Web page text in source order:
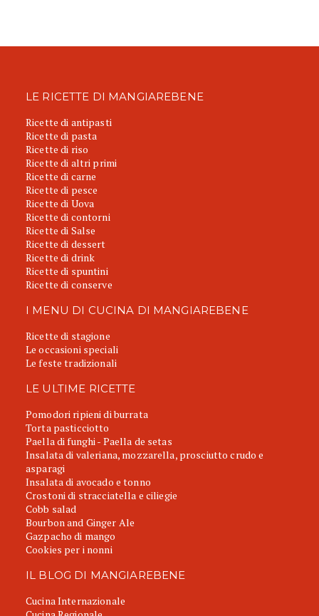
LE RICETTE DI MANGIAREBENE
Ricette di antipasti
Ricette di pasta
Ricette di riso
Ricette di altri primi
Ricette di carne
Ricette di pesce
Ricette di Uova
Ricette di contorni
Ricette di Salse
Ricette di dessert
Ricette di drink
Ricette di spuntini
Ricette di conserve
I MENU DI CUCINA DI MANGIAREBENE
Ricette di stagione
Le occasioni speciali
Le feste tradizionali
LE ULTIME RICETTE
Pomodori ripieni di burrata
Torta pasticciotto
Paella di funghi - Paella de setas
Insalata di valeriana, mozzarella, prosciutto crudo e
asparagi
Insalata di avocado e tonno
Crostoni di stracciatella e ciliegie
Cobb salad
Bourbon and Ginger Ale
Gazpacho di mango
Cookies per i nonni
IL BLOG DI MANGIAREBENE
Cucina Internazionale